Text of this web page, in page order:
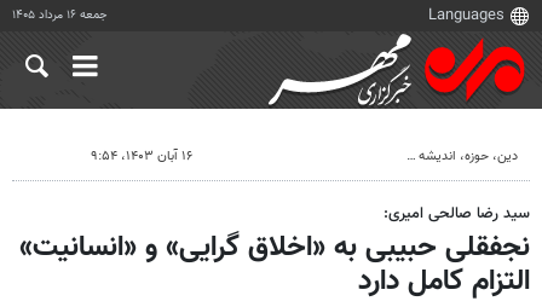
جمعه ۱۶ مرداد ۱۴۰۵
دين، حوزه، انديشه ۱۶ آبان ۱۴۰۳، ۹:۵۴
سید رضا صالحی امیری:
نجفقلی حبیبی به «اخلاق گرایی» و «انسانیت»
التزام کامل دارد